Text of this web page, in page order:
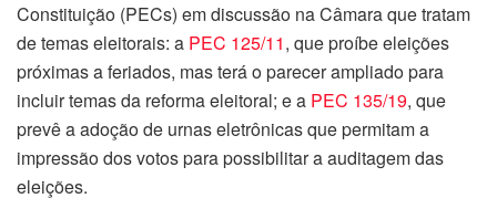
Constituição (PECs) em discussão na Câmara que tratam
de temas eleitorais: a PEC 125/11, que proíbe eleições
próximas a feriados, mas terá oparecerampliado para
incluir temas da reforma eleitoral; e a PEC 135/19, que
prevê a adoção de urnas eletrônicas que permitam a
impressão dos votos para possibilitar a auditagem das
eleições.